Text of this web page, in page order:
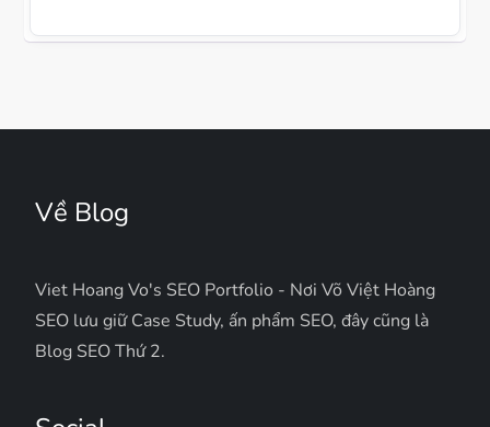
Về Blog
Viet Hoang Vo's SEO Portfolio - Nơi Võ Việt Hoàng
SEO lưu giữ Case Study, ấn phẩm SEO, đây cũng là
Blog SEO Thứ 2.